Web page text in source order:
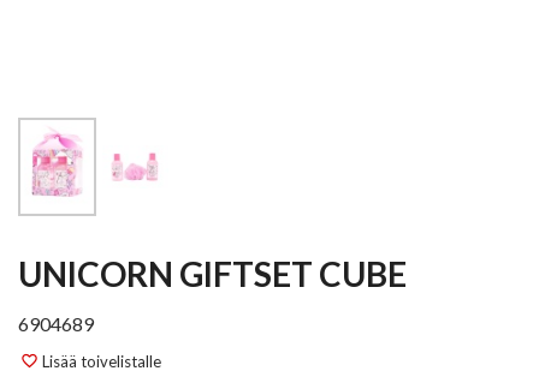
UNICORN GIFTSET CUBE
6904689
favorite_border Lisää toivelistalle